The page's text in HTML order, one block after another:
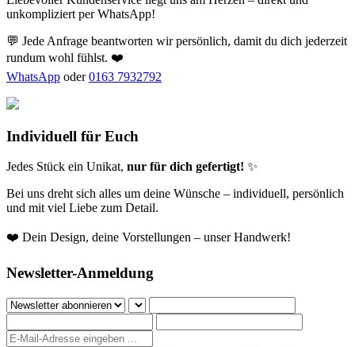
unkompliziert per WhatsApp!
💬 Jede Anfrage beantworten wir persönlich, damit du dich jederzeit
rundum wohl fühlst. ❤️
WhatsApp oder0163 7932792
Individuell für Euch
Jedes Stück ein Unikat, nur für dich gefertigt! ✨
Bei uns dreht sich alles um deine Wünsche – individuell, persönlich
und mit viel Liebe zum Detail.
❤️ Dein Design, deine Vorstellungen – unser Handwerk!
Newsletter-Anmeldung